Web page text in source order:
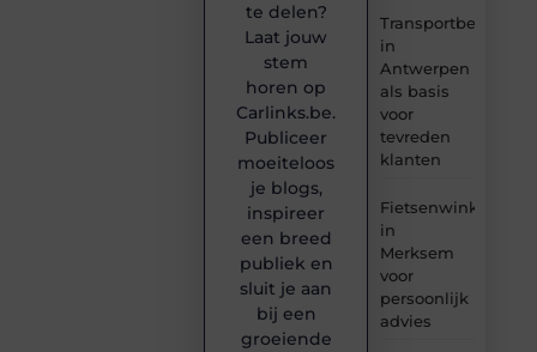
Transportbedrijf
in
Antwerpen
als basis
voor
tevreden
klanten
Fietsenwinkel
in
Merksem
voor
persoonlijk
advies
te delen?
Laat jouw
stem
horen op
Carlinks.be.
Publiceer
moeiteloos
je blogs,
inspireer
een breed
publiek en
sluit je aan
bij een
groeiende